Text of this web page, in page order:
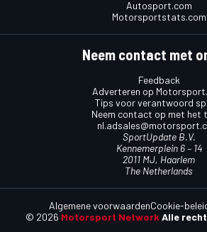
Autosport.com
Motorsportstats.com
Neem contact met
Feedback
Adverteren op
Tips voor verantwoord
Neem contact op met het
SportUpdate B.V.
Kennemerplein 6 – 14
2011 MJ, Haarlem
The Netherlands
© 2026 Motorsport Network Alle
Algemene voorwaardenCookie-